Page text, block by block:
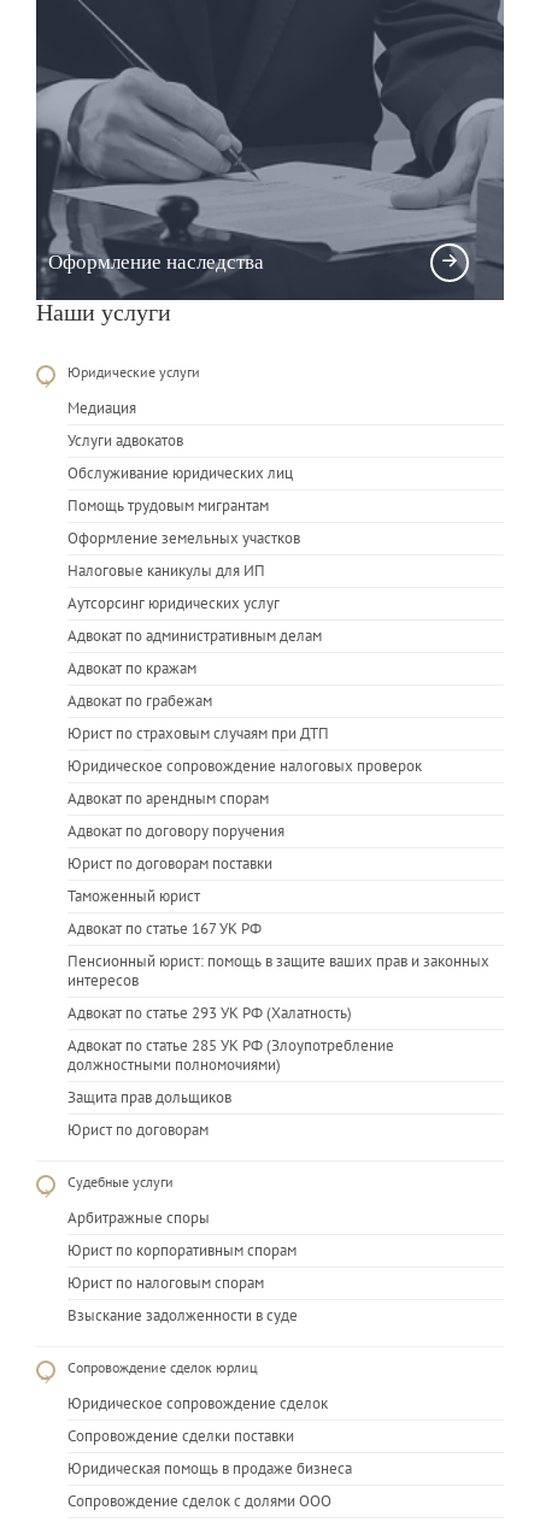
Оформление наследства
Наши услуги
Юридические услуги
Медиация
Услуги адвокатов
Обслуживание юридических лиц
Помощь трудовым мигрантам
Оформление земельных участков
Налоговые каникулы для ИП
Аутсорсинг юридических услуг
Адвокат по административным делам
Адвокат по кражам
Адвокат по грабежам
Юрист по страховым случаям при ДТП
Юридическое сопровождение налоговых проверок
Адвокат по арендным спорам
Адвокат по договору поручения
Юрист по договорам поставки
Таможенный юрист
Адвокат по статье 167 УК РФ
Пенсионный юрист: помощь в защите ваших прав и законных
интересов
Адвокат по статье 293 УК РФ (Халатность)
Адвокат по статье 285 УК РФ (Злоупотребление
должностными полномочиями)
Защита прав дольщиков
Юрист по договорам
Судебные услуги
Арбитражные споры
Юрист по корпоративным спорам
Юрист по налоговым спорам
Взыскание задолженности в суде
Сопровождение сделок юрлиц
Юридическое сопровождение сделок
Сопровождение сделки поставки
Юридическая помощь в продаже бизнеса
Сопровождение сделок с долями ООО